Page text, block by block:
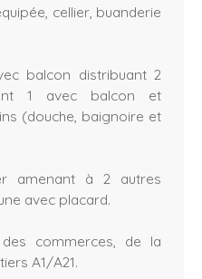
cellier, buanderie
balcon distribuant 2
1 avec balcon et
(douche, baignoire et
amenant à 2 autres
avec placard.
commerces, de la
A1/A21.